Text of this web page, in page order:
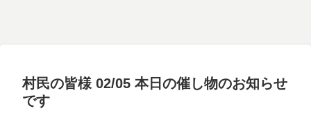
村民の皆様 02/05 本日の催し物のお知らせ
です